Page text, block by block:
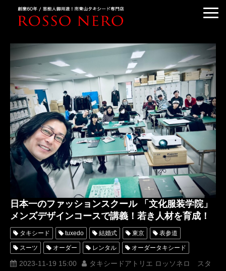
TUXEDO RENTAL
TUXEDO RANKING
KIMONO DRESS
CUSTOMER'S VOICE
COLUMN &BLOG
ABOUT US
ACCESS
日本一のファッションスクール 「文化服装学院」
メンズデザインコースで講義！若き人材を育成！
タキシード tuxedo 結婚式 東京 表参道
スーツ オーダー レンタル オーダータキシード
レンタルタキシード ロッソネロ 人気 購入 名古屋
2023-11-19 15:00
タキシードアトリエ ロッソネロ スタ